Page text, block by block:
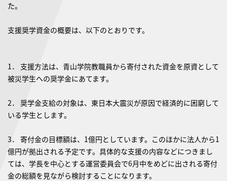
た。
支援奨学資金の概要は、以下のとおりです。
1． 支援方法は、青山学院教職員から寄付された資金を原資として
被災学生への奨学金にあてます。
2． 奨学金支給の対象は、東日本大震災が原因で経済的に困窮して
いる学生とします。
3． 寄付金の目標額は、1億円としています。このほかに法人から1
億円が拠出される予定です。具体的な支援の内容などにつきまし
ては、学長を中心とする運営委員会で6月中をめどに出される寄付
金の総額を見ながら検討することになります。